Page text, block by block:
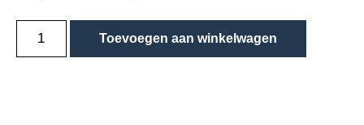
Toevoegen aan winkelwagen